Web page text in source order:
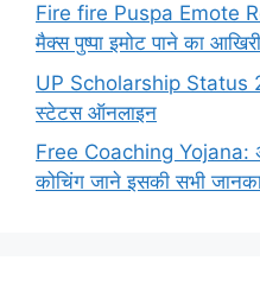
Fire fire Puspa Emote
मैक्स पुष्पा इमोट पाने का
UP Scholarship
स्टेटस ऑनलाइन
Free Coaching Yojana: अब
कोचिंग जाने इसकी सभी